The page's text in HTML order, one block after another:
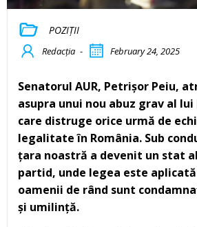
POZIȚII
Redacția - February 24, 2025
Senatorul AUR, Petrișor Peiu,
asupra unui nou abuz grav al lui
care distruge orice urmă de
legalitate în România. Sub
țara noastră a devenit un stat
partid, unde legea este
oamenii de rând sunt
și umilință.